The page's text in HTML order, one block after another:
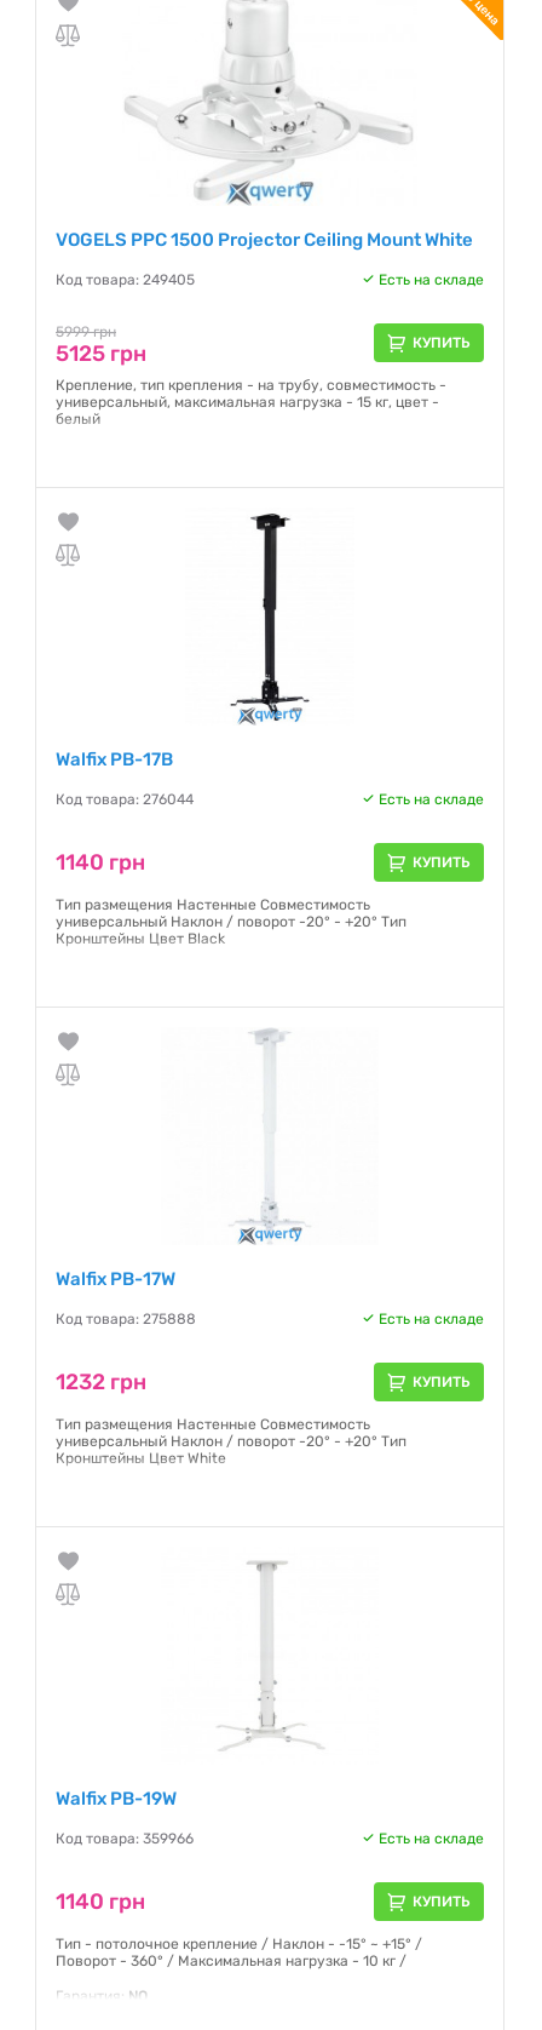
VOGELS PPC 1500 Projector Ceiling Mount White
Код товара: 249405 Есть на складе
5999 грн
5125 грн КУПИТЬ
Крепление, тип крепления - на трубу, совместимость -
универсальный, максимальная нагрузка - 15 кг, цвет -
белый
Walfix PB-17B
Код товара: 276044 Есть на складе
1140 грн КУПИТЬ
Тип размещения Настенные Совместимость
универсальный Наклон / поворот -20° - +20° Тип
Кронштейны Цвет Black
Walfix PB-17W
Код товара: 275888 Есть на складе
1232 грн КУПИТЬ
Тип размещения Настенные Совместимость
универсальный Наклон / поворот -20° - +20° Тип
Кронштейны Цвет White
Walfix PB-19W
Код товара: 359966 Есть на складе
1140 грн КУПИТЬ
Тип - потолочное крепление / Наклон - -15° ~ +15° /
Поворот - 360° / Максимальная нагрузка - 10 кг /
Гарантия: NO